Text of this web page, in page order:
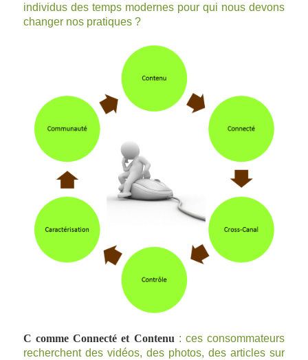
individus des temps modernes pour qui nous devons
changer nos pratiques ?
C comme Connecté et Contenu: ces consommateurs
recherchent des vidéos, des photos, des articles sur